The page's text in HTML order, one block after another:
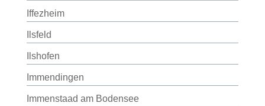
Iffezheim
Ilsfeld
Ilshofen
Immendingen
Immenstaad am Bodensee